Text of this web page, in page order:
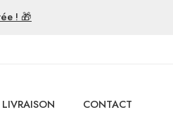
! 🎁
CONTACT